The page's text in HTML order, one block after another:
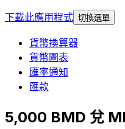
下載此應用程式 切換選單
貨幣換算器
貨幣圖表
匯率通知
匯款
5,000 BMD 兌